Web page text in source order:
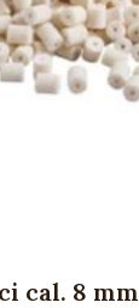
cal. 8 mm